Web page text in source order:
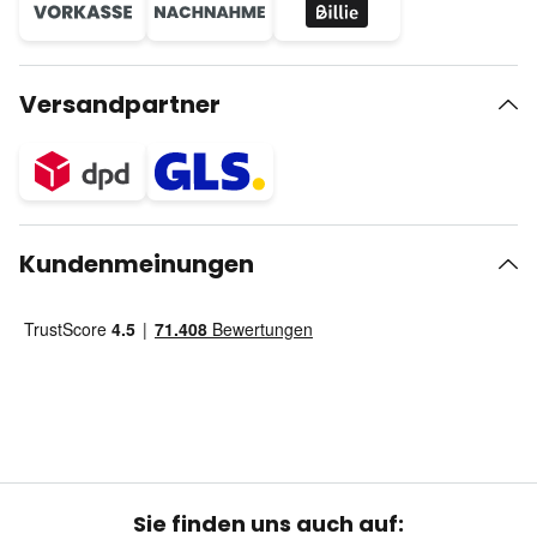
Versandpartner
Kundenmeinungen
Sie finden uns auch auf: